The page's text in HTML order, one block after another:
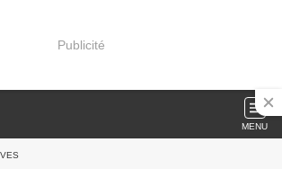
Publicité
MENU